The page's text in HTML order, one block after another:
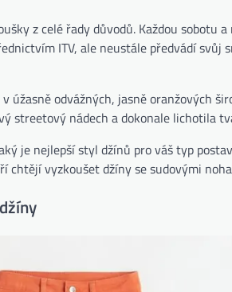
z celé řady důvodů. Každou sobotu
ITV, ale neustále předvádí
úžasně odvážných, jasně oranžových
streetový nádech a dokonale lichotila
je nejlepší styl džínů pro váš typ
chtějí vyzkoušet džíny se sudovými